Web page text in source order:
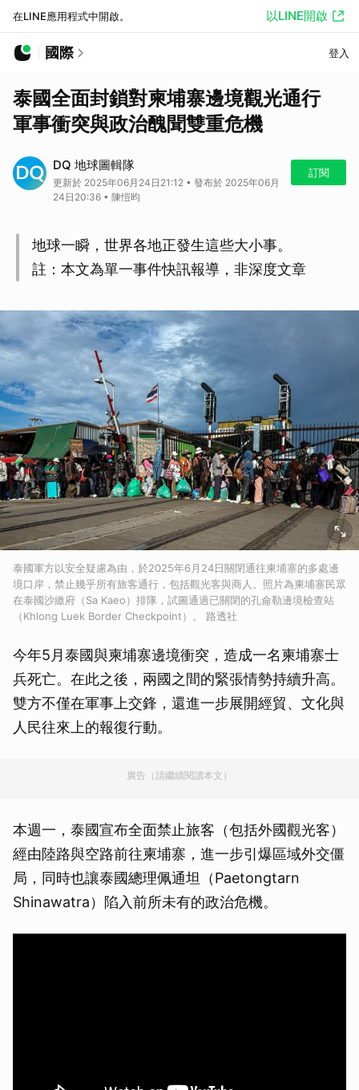
在LINE應用程式中開啟。 以LINE開啟
國際 登入
泰國全面封鎖對柬埔寨邊境觀光通行
軍事衝突與政治醜聞雙重危機
DQ 地球圖輯隊
更新於 2025年06月24日21:12 • 發布於 2025年06月
24日20:36 • 陳愷昀
訂閱
地球一瞬，世界各地正發生這些大小事。
註：本文為單一事件快訊報導，非深度文章
泰國軍方以安全疑慮為由，於2025年6月24日關閉通往柬埔寨的多處邊
境口岸，禁止幾乎所有旅客通行，包括觀光客與商人。照片為柬埔寨民眾
在泰國沙繳府（Sa Kaeo）排隊，試圖通過已關閉的孔侖勒邊境檢查站
（Khlong Luek Border Checkpoint）。 路透社
今年5月泰國與柬埔寨邊境衝突，造成一名柬埔寨士
兵死亡。在此之後，兩國之間的緊張情勢持續升高。
雙方不僅在軍事上交鋒，還進一步展開經貿、文化與
人民往來上的報復行動。
廣告（請繼續閱讀本文）
本週一，泰國宣布全面禁止旅客（包括外國觀光客）
經由陸路與空路前往柬埔寨，進一步引爆區域外交僵
局，同時也讓泰國總理佩通坦（Paetongtarn
Shinawatra）陷入前所未有的政治危機。